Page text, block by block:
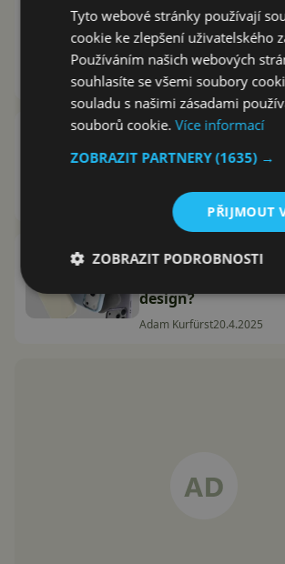
Jablečná revoluce:
představil řadu
všechny novinky a
Jakub Kárník9.9.2025
Apple prozradil, kdy
iPhone 17. Letošní
Adam Kurfürst 27.8.2025
iPhone 17 Pro se
design?
Adam Kurfürst20.4.2025
Tyto webové stránky používají
cookie ke zlepšení uživatelského
Používáním našich webových
souhlasíte se všemi soubory
souladu s našimi zásadami
souborů cookie.Více informací
ZOBRAZIT PARTNERY(1635) →
PŘIJMOUT
ZOBRAZIT PODROBNOSTI